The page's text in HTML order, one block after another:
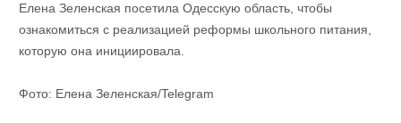
Елена Зеленская посетила Одесскую область, чтобы
ознакомиться с реализацией реформы школьного питания,
которую она инициировала.
Фото: Елена Зеленская/Telegram